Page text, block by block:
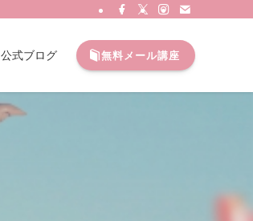
公式ブログ 無料メール講座